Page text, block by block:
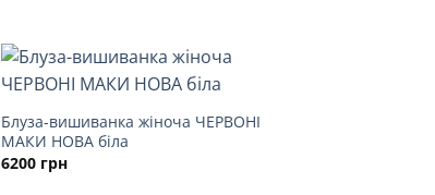
Блуза-вишиванка жіноча ЧЕРВОНІ
МАКИ НОВА біла
6200 грн